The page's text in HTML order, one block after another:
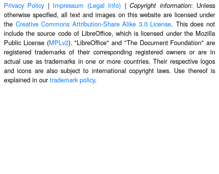
Privacy Policy | Impressum (Legal Info) |Copyright information: Unless
otherwise specified, all text and images on this website are licensed under
the Creative Commons Attribution-Share Alike 3.0 License. This does not
include the source code of LibreOffice, which is licensed under the Mozilla
Public License (MPLv2). "LibreOffice" and "The Document Foundation" are
registered trademarks of their corresponding registered owners or are in
actual use as trademarks in one or more countries. Their respective logos
and icons are also subject to international copyright laws. Use thereof is
explained in ourtrademark policy.